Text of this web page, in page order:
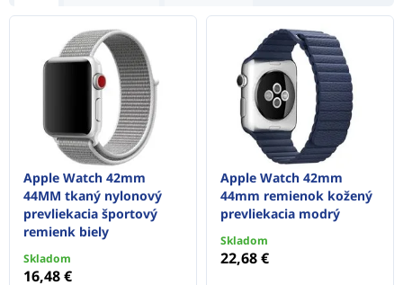
Apple Watch 42mm
44MM tkaný nylonový
prevliekacia športový
remienk biely
Skladom
16,48 €
Apple Watch 42mm
44mm remienok kožený
prevliekacia modrý
Skladom
22,68 €